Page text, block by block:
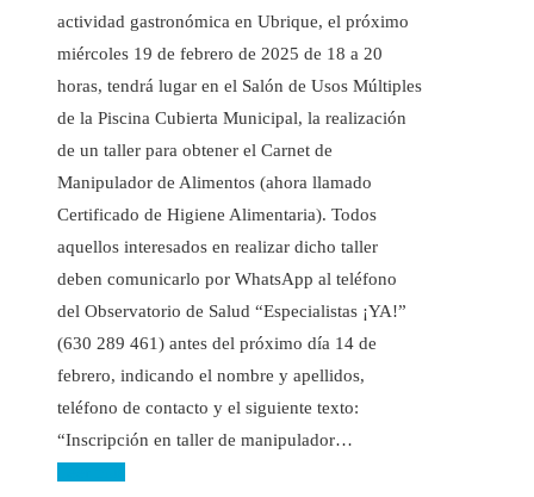
actividad gastronómica en Ubrique, el próximo
miércoles 19 de febrero de 2025 de 18 a 20
horas, tendrá lugar en el Salón de Usos Múltiples
de la Piscina Cubierta Municipal, la realización
de un taller para obtener el Carnet de
Manipulador de Alimentos (ahora llamado
Certificado de Higiene Alimentaria). Todos
aquellos interesados en realizar dicho taller
deben comunicarlo por WhatsApp al teléfono
del Observatorio de Salud “Especialistas ¡YA!”
(630 289 461) antes del próximo día 14 de
febrero, indicando el nombre y apellidos,
teléfono de contacto y el siguiente texto:
“Inscripción en taller de manipulador…